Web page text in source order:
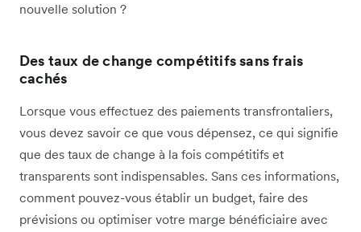
nouvelle solution ?
Des taux de change compétitifs sans frais
cachés
Lorsque vous effectuez des paiements transfrontaliers,
vous devez savoir ce que vous dépensez, ce qui signifie
que des taux de change à la fois compétitifs et
transparents sont indispensables. Sans ces informations,
comment pouvez-vous établir un budget, faire des
prévisions ou optimiser votre marge bénéficiaire avec